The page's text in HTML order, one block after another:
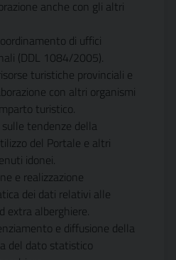
anche con gli altri
di uffici
(DDL 1084/2005).
turistiche provinciali e
con altri organismi
turistico.
sulle tendenze della
del Portale e altri
idonei.
e realizzazione
dei dati relativi alle
extra alberghiere.
e diffusione della
del dato statistico